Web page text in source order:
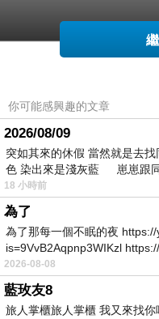
該會比較便宜，
而且24小時都能買，
門也不用看店員臉色，
網路上購買~~
於是我參考了其他網
NIGO(魔鬼氈復古休
得分享!
你可能感興趣的文章
2026/08/09
突如其來的休假 當然就是去
色 染出來是淺灰藍 崽崽跟
18 小時前
為了
為了那每一個不眠的夜
is=9VvB2Aqpnp3WIKzl
2026-08-08
藍玫友8
旅人掌櫃旅人掌櫃 我又來找